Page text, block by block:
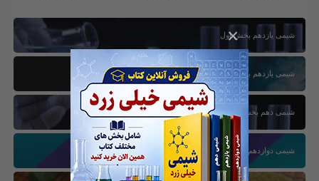
×
شیمی یازدهم بخش اول
شیمی یازدهم بخش سوم
شیمی دهم بخش اول
شیمی دوازدهم بخش سوم